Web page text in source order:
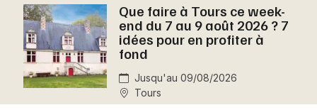
Foires & salons
Spectacles
Concerts
Montpellier
Nantes
Nice
Que faire à Tours ce week-
end du 7 au 9 août 2026 ? 7
idées pour en profiter à
fond
Jusqu'au 09/08/2026
Tours